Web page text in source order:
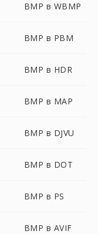
BMP в WBMP
BMP в PBM
BMP в HDR
BMP в MAP
BMP в DJVU
BMP в DOT
BMP в PS
BMP в AVIF